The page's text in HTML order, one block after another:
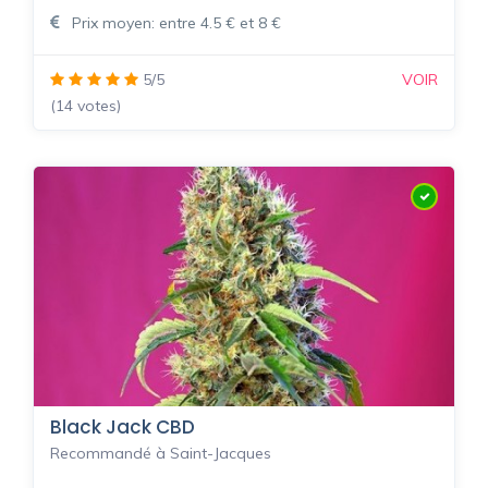
Prix moyen: entre 4.5 € et 8 €
5/5
(14 votes)
VOIR
Black Jack CBD
Recommandé à Saint-Jacques